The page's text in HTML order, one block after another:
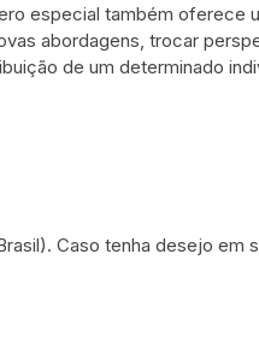
especial também oferece
abordagens, trocar
de um determinado
Caso tenha desejo em